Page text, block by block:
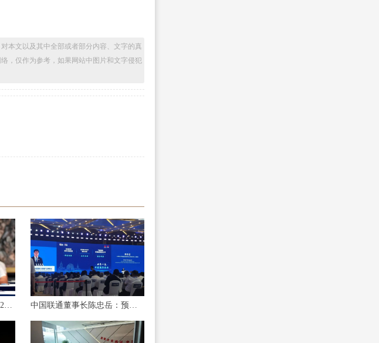
本文以及其中全部或者部分内容、文字的真
，仅作为参考，如果网站中图片和文字侵犯